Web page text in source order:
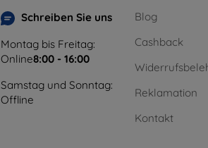
Schreiben Sie uns
Montag bis Freitag:
Online8:00 - 16:00
Samstag und Sonntag:
Offline
Blog
Cashback
Reklamation
Kontakt